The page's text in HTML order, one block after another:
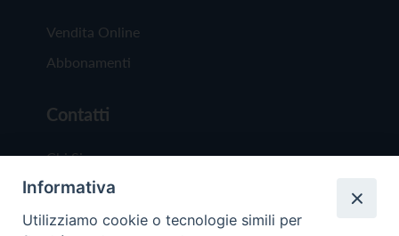
Vendita Online
Abbonamenti
Contatti
Chi Siamo
Redazione
Scrivici
Informativa
Utilizziamo cookie o tecnologie simili per